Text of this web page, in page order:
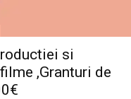
si
,Granturi de